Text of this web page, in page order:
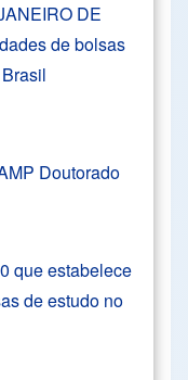
DE
de bolsas
Doutorado
que estabelece
de estudo no